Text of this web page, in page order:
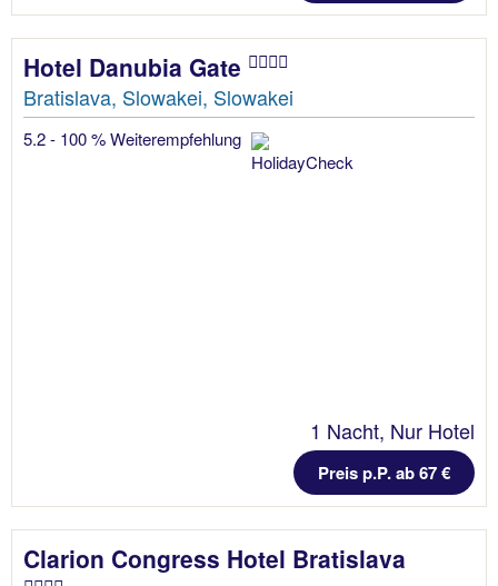
Hotel Danubia Gate
Bratislava, Slowakei, Slowakei
5.2 - 100 % Weiterempfehlung
1 Nacht, Nur Hotel
Preis p.P. ab 67 €
Clarion Congress Hotel Bratislava